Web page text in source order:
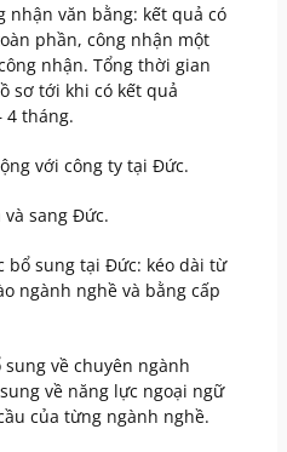
nhận văn bằng: kết quả có
phần, công nhận một
nhận. Tổng thời gian
sơ tới khi có kết quả
4 tháng.
với công ty tại Đức.
và sang Đức.
bổ sung tại Đức: kéo dài từ
ngành nghề và bằng cấp
về chuyên ngành
về năng lực ngoại ngữ
của từng ngành nghề.